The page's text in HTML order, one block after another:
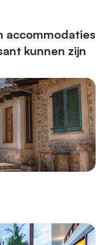
accommodaties
kunnen zijn